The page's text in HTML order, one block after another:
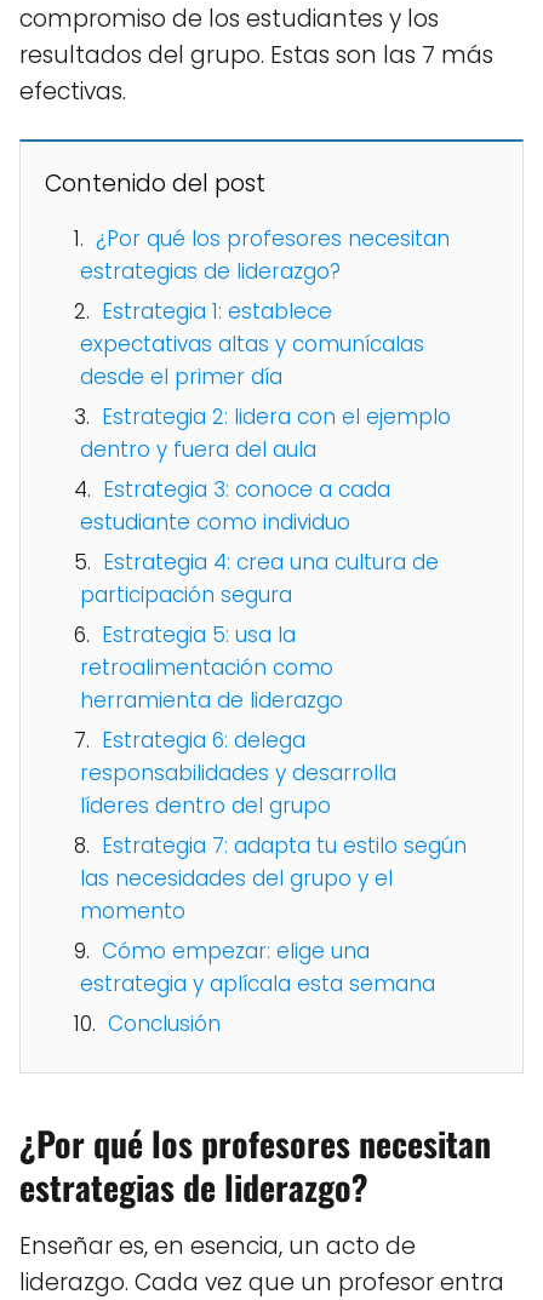
compromiso de los estudiantes y los
resultados del grupo. Estas son las 7 más
efectivas.
Contenido del post
¿Por qué los profesores necesitan
estrategias de liderazgo?
Estrategia 1: establece
expectativas altas y comunícalas
desde el primer día
Estrategia 2: lidera con el ejemplo
dentro y fuera del aula
Estrategia 3: conoce a cada
estudiante como individuo
Estrategia 4: crea una cultura de
participación segura
Estrategia 5: usa la
retroalimentación como
herramienta de liderazgo
Estrategia 6: delega
responsabilidades y desarrolla
líderes dentro del grupo
Estrategia 7: adapta tu estilo según
las necesidades del grupo y el
momento
Cómo empezar: elige una
estrategia y aplícala esta semana
Conclusión
¿Por qué los profesores necesitan
estrategias de liderazgo?
Enseñar es, en esencia, un acto de
liderazgo. Cada vez que un profesor entra